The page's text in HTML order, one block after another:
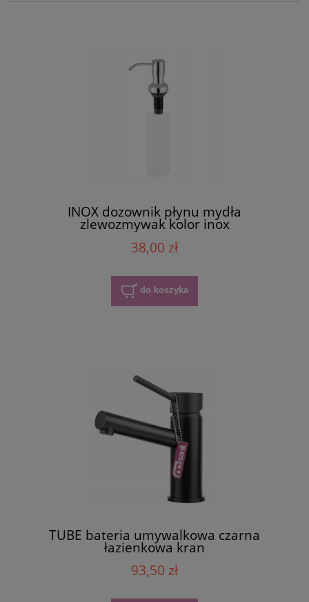
INOX dozownik płynu mydła
zlewozmywak kolor inox
38,00 zł
do koszyka
TUBE bateria umywalkowa czarna
łazienkowa kran
93,50 zł